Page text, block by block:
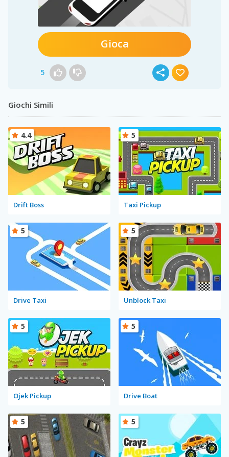
Gioca
5
Giochi Simili
Drift Boss
4.4
Taxi Pickup
5
Drive Taxi
5
Unblock Taxi
5
Ojek Pickup
5
Drive Boat
5
5 5